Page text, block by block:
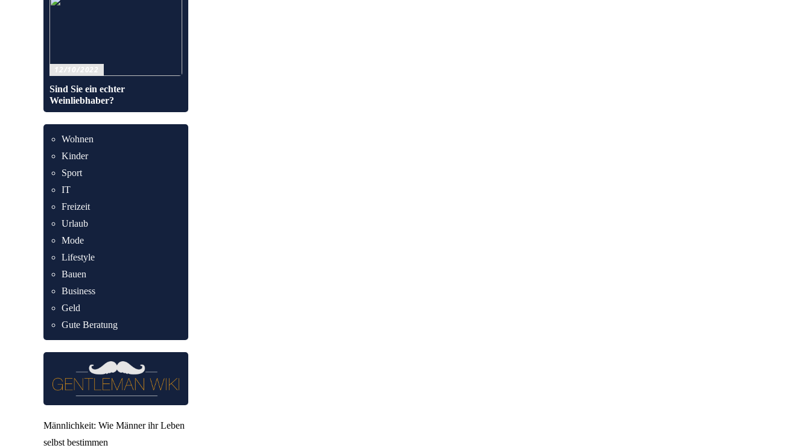
12/10/2022
Sind Sie ein echter
Weinliebhaber?
Wohnen
Kinder
Sport
IT
Freizeit
Urlaub
Mode
Lifestyle
Bauen
Business
Geld
Gute Beratung
Männlichkeit: Wie Männer ihr Leben
selbst bestimmen